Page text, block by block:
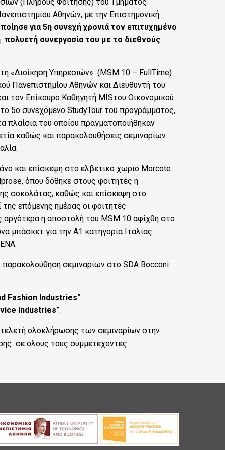
(Πλήρους Φοίτησης) του Τμήματος
Αθηνών, με την Επιστημονική
για 5η συνεχή χρονιά τον επιτυχημένο
πολυετή συνεργασία του με το διεθνούς
«Διοίκηση Υπηρεσιών» (MSM 10 – FullTime)
Πανεπιστημίου Αθηνών και Διευθυντή του
τον Eπίκουρο Καθηγητή MISτου Οικονομικού
5ο συνεχόμενο StudyTour του προγράμματος,
του οποίου πραγματοποιήθηκαν
καθώς και παρακολουθήσεις σεμιναρίων
και επίσκεψη στο ελβετικό χωριό Morcote.
όπου δόθηκε στους φοιτητές η
σοκολάτας, καθώς και επίσκεψη στο
επόμενης ημέρας οι φοιτητές
αργότερα η αποστολή του MSM 10 αφίχθη στο
μπάσκετ για την Α1 κατηγορία Ιταλίας
σεμιναρίων στο SDA Bocconi
Fashion Industries”
Industries”.
ολοκλήρωσης των σεμιναρίων στην
σε όλους τους συμμετέχοντες.